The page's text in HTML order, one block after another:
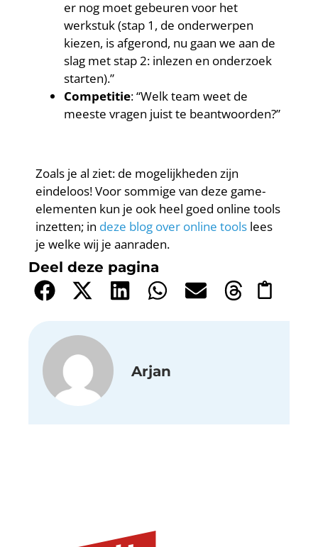
er nog moet gebeuren voor het
werkstuk (stap 1, de onderwerpen
kiezen, is afgerond, nu gaan we aan de
slag met stap 2: inlezen en onderzoek
starten).”
Competitie: “Welk team weet de
meeste vragen juist te beantwoorden?”
Zoals je al ziet: de mogelijkheden zijn
eindeloos! Voor sommige van deze game-
elementen kun je ook heel goed online tools
inzetten; in deze blog over online tools lees
je welke wij je aanraden.
Deel deze pagina
Arjan